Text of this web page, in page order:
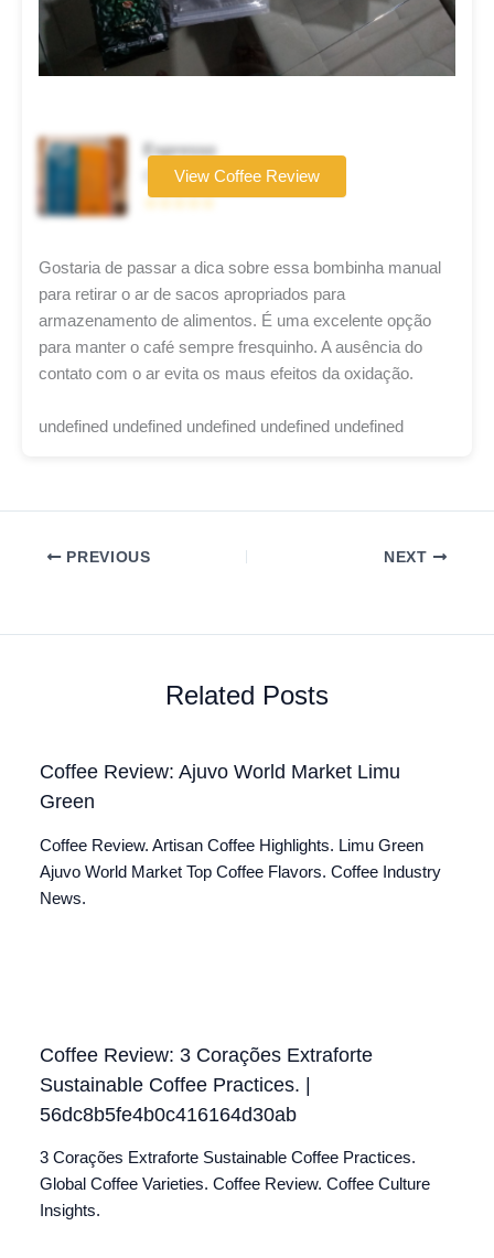
Espresso
Coffee brand
☆☆☆☆☆
View Coffee Review
Gostaria de passar a dica sobre essa bombinha manual
para retirar o ar de sacos apropriados para
armazenamento de alimentos. É uma excelente opção
para manter o café sempre fresquinho. A ausência do
contato com o ar evita os maus efeitos da oxidação.
undefined undefined undefined undefined undefined
PREVIOUS NEXT
Related Posts
Coffee Review: Ajuvo World Market Limu
Green
Coffee Review. Artisan Coffee Highlights. Limu Green
Ajuvo World Market Top Coffee Flavors. Coffee Industry
News.
Coffee Review: 3 Corações Extraforte
Sustainable Coffee Practices. |
56dc8b5fe4b0c416164d30ab
3 Corações Extraforte Sustainable Coffee Practices.
Global Coffee Varieties. Coffee Review. Coffee Culture
Insights.